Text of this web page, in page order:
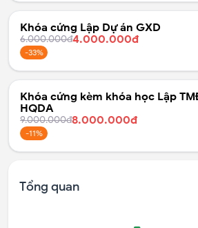
Khóa cứng Lập Dự án GXD
6.000.000đ4.000.000đ
-33%
Khóa cứng kèm khóa học Lập
HQDA
9.000.000đ8.000.000đ
-11%
Tổng quan